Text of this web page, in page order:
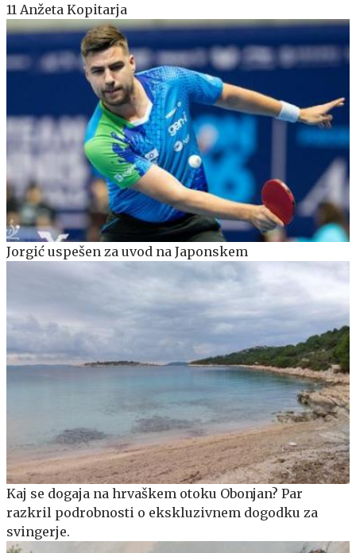
11 Anžeta Kopitarja
Jorgić uspešen za uvod na Japonskem
Kaj se dogaja na hrvaškem otoku Obonjan? Par
razkril podrobnosti o ekskluzivnem dogodku za
svingerje.